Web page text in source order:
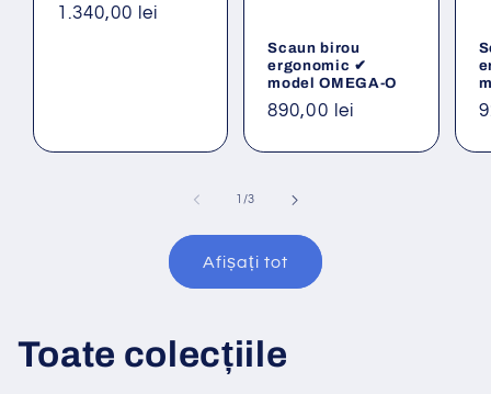
Preț
1.340,00 lei
Scaun birou
ergonomic ✔
model OMEGA-O
Preț
890,00 lei
1 /din
3
Afișați tot
Toate colecțiile